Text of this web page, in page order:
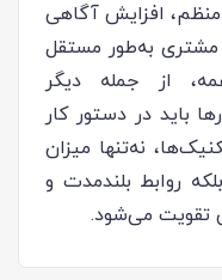
افزایش آگاهی
مشتری به‌طور مستقل
از جمله دیگر
باید در دستور کار
نه‌تنها میزان
روابط بلندمدت و
تقویت می‌شود.